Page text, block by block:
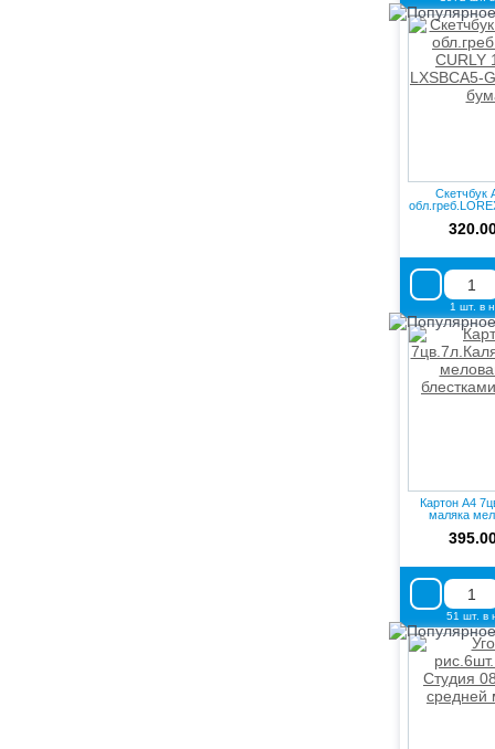
Скетчбук
1 шт. в
Картон А4
маляка
51 шт. в